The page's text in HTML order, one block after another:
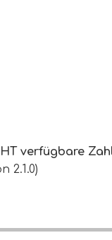
verfügbare
2.1.0)